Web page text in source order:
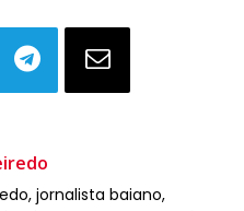
jornalista baiano,